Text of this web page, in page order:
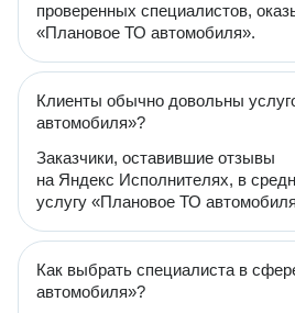
проверенных специалистов,
«Плановое ТО автомобиля».
Клиенты обычно довольны
автомобиля»?
Заказчики, оставившие отзывы
на Яндекс Исполнителях, в
услугу «Плановое ТО
Как выбрать специалиста в
автомобиля»?